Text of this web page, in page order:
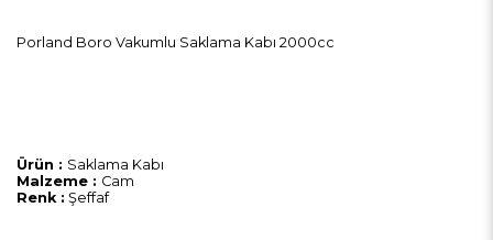
Porland Boro Vakumlu Saklama Kabı 2000cc
Ürün : Saklama Kabı
Malzeme : Cam
Renk : Şeffaf